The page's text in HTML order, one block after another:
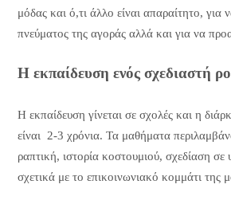
μόδας και ό,τι άλλο είναι απαραίτητο, για
πνεύματος της αγοράς αλλά και για να
Η εκπαίδευση ενός σχεδιαστή
Η εκπαίδευση γίνεται σε σχολές και η
είναι 2-3 χρόνια. Τα μαθήματα
ραπτική, ιστορία κοστουμιού, σχεδίαση
σχετικά με το επικοινωνιακό κομμάτι της